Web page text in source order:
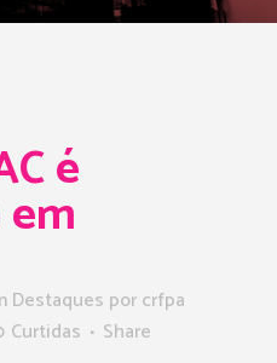
é
Destaques porcrfpa
Curtidas Share